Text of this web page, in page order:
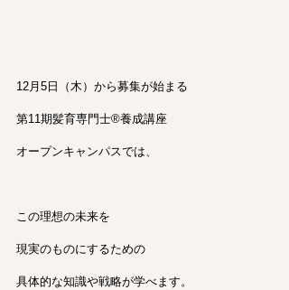
12月5日（木）から募集が始まる
第11期髪育専門士®︎養成講座
オープンキャンパスでは、
この理想の未来を
現実のものにするための
具体的な知識や戦略が学べます。